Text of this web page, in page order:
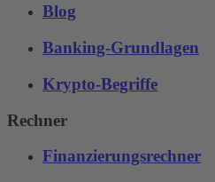
Blog
Banking-Grundlagen
Krypto-Begriffe
Rechner
Finanzierungsrechner